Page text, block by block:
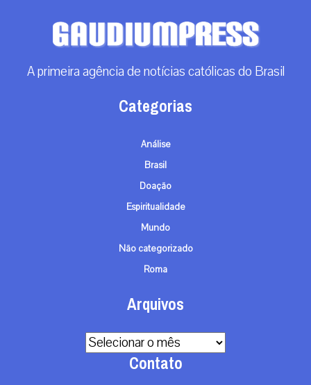
A primeira agência de notícias católicas do Brasil
Categorias
Análise
Brasil
Doação
Espiritualidade
Mundo
Não categorizado
Roma
Arquivos
Arquivos
Contato